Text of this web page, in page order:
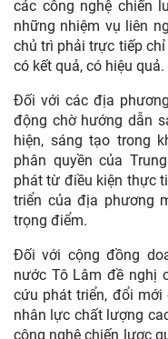
các công nghệ chiến
những nhiệm vụ liên
chủ trì phải trực tiếp
có kết quả, có hiệu quả.
Đối với các địa
động chờ hướng dẫn
hiện, sáng tạo trong
phân quyền của
phát từ điều kiện thực
triển của địa phương
trọng điểm.
Đối với cộng đồng
nước Tô Lâm đề nghị
cứu phát triển, đổi mới
nhân lực chất lượng
công nghệ chiến lược